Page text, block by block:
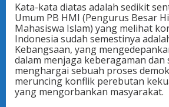
Kata-kata diatas adalah sedikit
Umum PB HMI (Pengurus Besar
Mahasiswa Islam) yang melihat
Indonesia sudah semestinya
Kebangsaan, yang
dalam menjaga keberagaman dan
menghargai sebuah proses
meruncing konflik perebutan
yang mengorbankan masyarakat.